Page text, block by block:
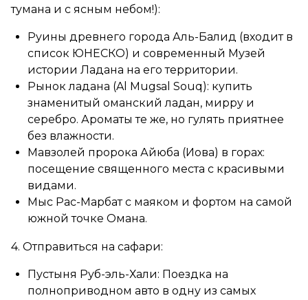
тумана и с ясным небом!):
Руины древнего города Аль-Балид (входит в
список ЮНЕСКО) и современный Музей
истории Ладана на его территории.
Рынок ладана (Al Mugsal Souq): купить
знаменитый оманский ладан, мирру и
серебро. Ароматы те же, но гулять приятнее
без влажности.
Мавзолей пророка Айюба (Иова) в горах:
посещение священного места с красивыми
видами.
Мыс Рас-Марбат с маяком и фортом на самой
южной точке Омана.
4. Отправиться на сафари:
Пустыня Руб-эль-Хали: Поездка на
полноприводном авто в одну из самых